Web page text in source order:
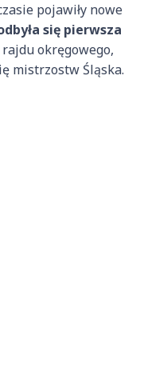
pojawiły nowe
się pierwsza
rajdu okręgowego,
mistrzostw Śląska.